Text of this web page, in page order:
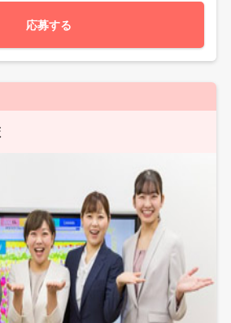
応募する